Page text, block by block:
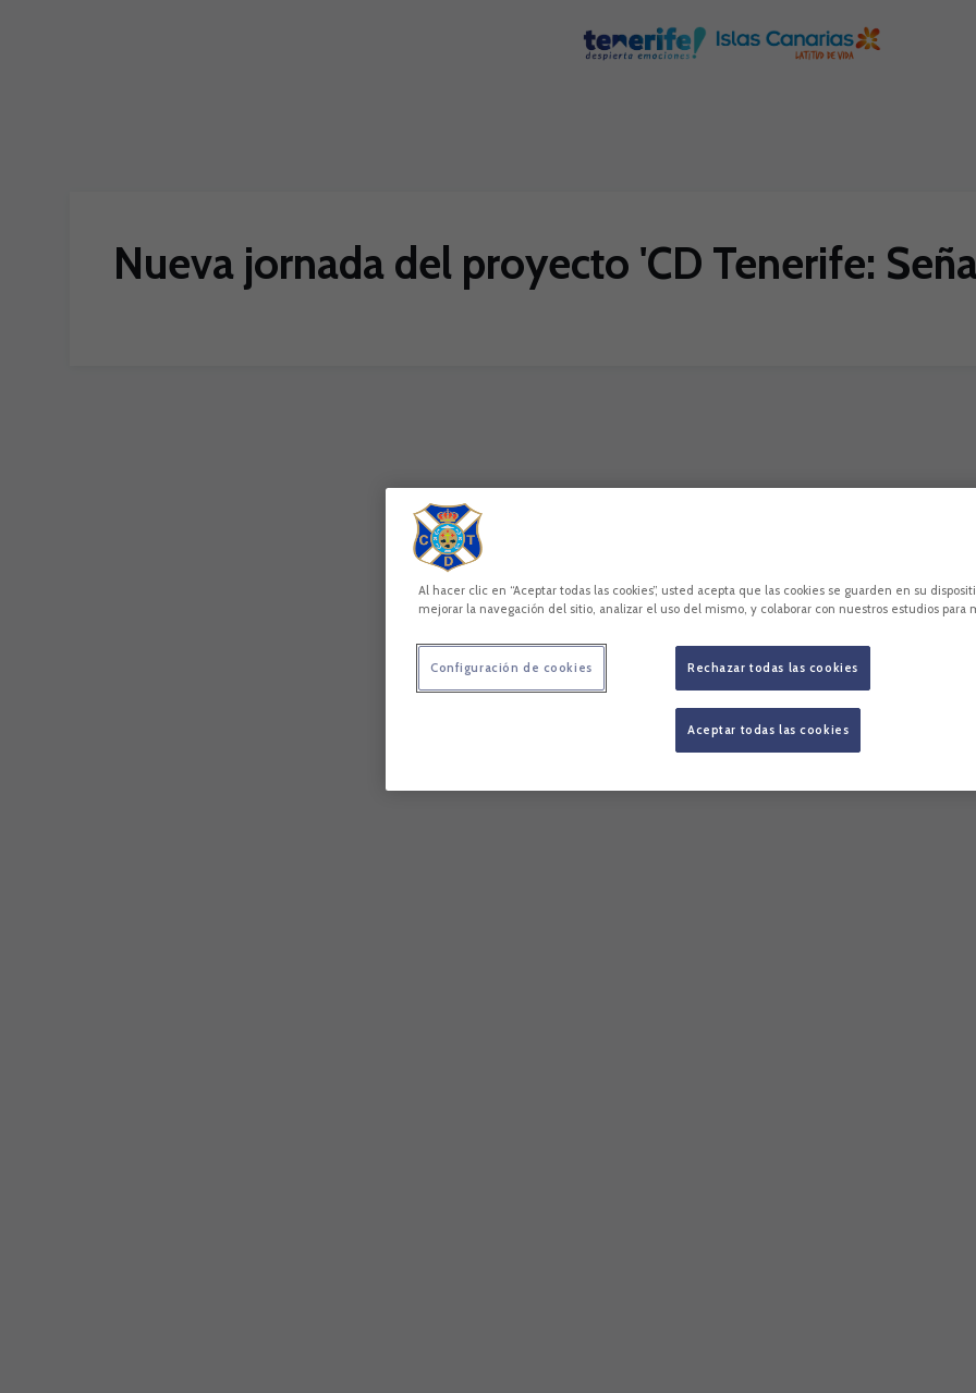
Nueva jornada del proyecto 'CD Tenerife:
Al hacer clic en “Aceptar todas las cookies”, usted acepta que las cookies se guarden en su
mejorar la navegación del sitio, analizar el uso del mismo, y colaborar con nuestros estudios para
Rechazar todas las cookies
Aceptar todas las cookies
Configuración de cookies